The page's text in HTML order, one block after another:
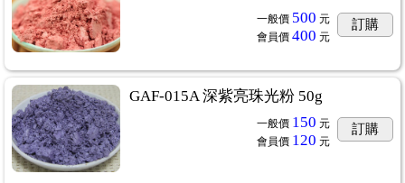
一般價 500 元
會員價 400 元
訂購
GAF-015A 深紫亮珠光粉 50g
一般價 150 元
會員價 120 元
訂購